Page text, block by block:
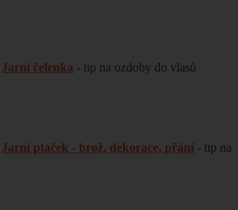
Jarní čelenka - tip na ozdoby do vlasů
Jarní ptáček - brož, dekorace, přání - tip na